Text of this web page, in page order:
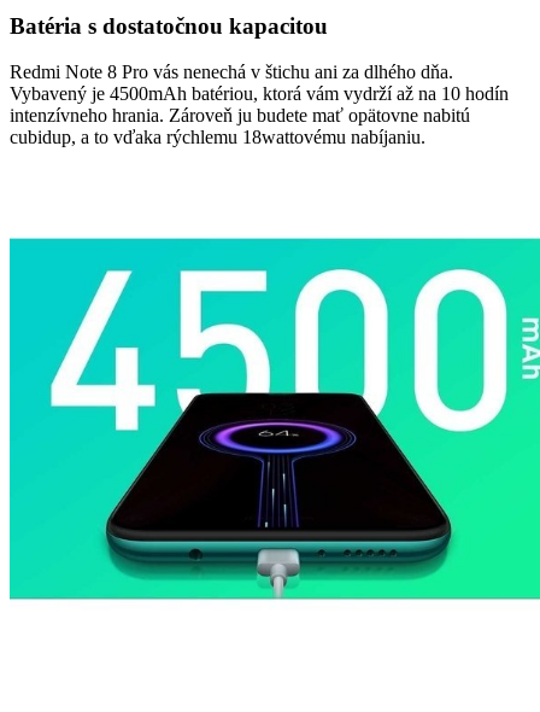
Batéria s dostatočnou kapacitou
Redmi Note 8 Pro vás nenechá v štichu ani za dlhého dňa.
Vybavený je 4500mAh batériou, ktorá vám vydrží až na 10 hodín
intenzívneho hrania. Zároveň ju budete mať opätovne nabitú
cubidup, a to vďaka rýchlemu 18wattovému nabíjaniu.